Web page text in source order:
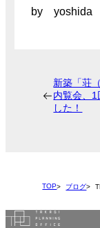
by yoshida
新築「荘
内覧会、1
した！
TOP ブログ